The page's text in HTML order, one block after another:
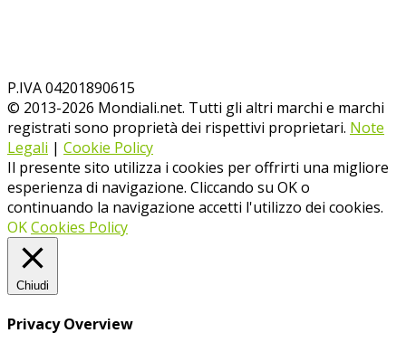
P.IVA 04201890615
© 2013-2026 Mondiali.net. Tutti gli altri marchi e marchi
registrati sono proprietà dei rispettivi proprietari. Note
Legali | Cookie Policy
Il presente sito utilizza i cookies per offrirti una migliore
esperienza di navigazione. Cliccando su OK o
continuando la navigazione accetti l'utilizzo dei cookies.
OKCookies Policy
Chiudi
Privacy Overview